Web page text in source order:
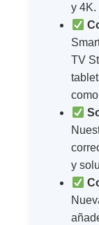
y 4K.
TV
y